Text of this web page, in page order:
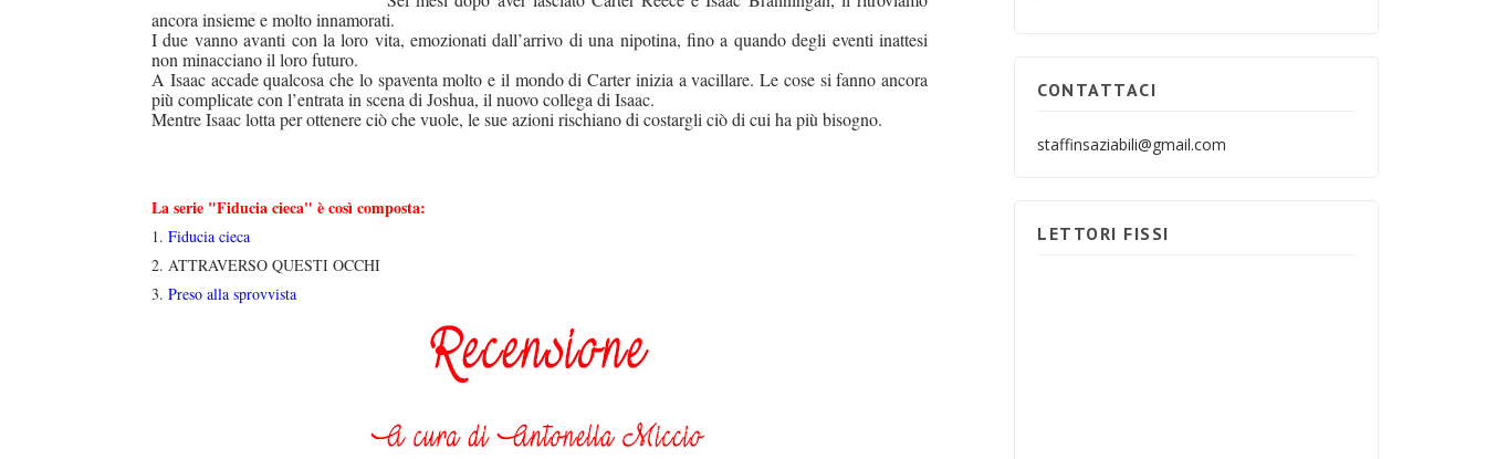
ancora insieme e molto innamorati.
I due vanno avanti con la loro vita, emozionati dall’arrivo di una nipotina, fino a quando degli eventi inattesi
non minacciano il loro futuro.
A Isaac accade qualcosa che lo spaventa molto e il mondo di Carter inizia a vacillare. Le cose si fanno ancora
più complicate con l’entrata in scena di Joshua, il nuovo collega di Isaac.
Mentre Isaac lotta per ottenere ciò che vuole, le sue azioni rischiano di costargli ciò di cui ha più bisogno.
La serie "Fiducia cieca" è così composta:
1. Fiducia cieca
2. ATTRAVERSO QUESTI OCCHI
3. Preso alla sprovvista
CONTATTACI
staffinsaziabili@gmail.com
LETTORI FISSI